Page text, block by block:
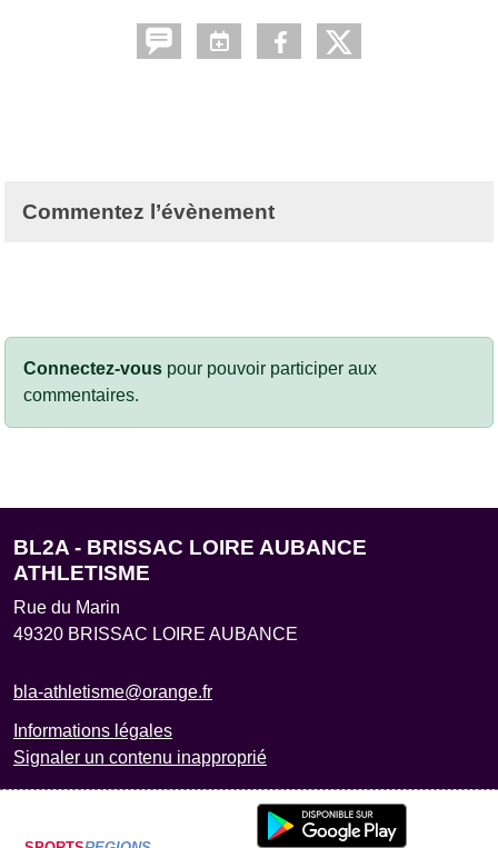
Commentez l’évènement
Connectez-vous pour pouvoir participer aux
commentaires.
BL2A - BRISSAC LOIRE AUBANCE
ATHLETISME
Rue du Marin
49320 BRISSAC LOIRE AUBANCE
bla-athletisme@orange.fr
Informations légales
Signaler un contenu inapproprié